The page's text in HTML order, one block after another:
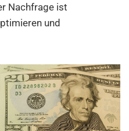
Nachfrage ist
und